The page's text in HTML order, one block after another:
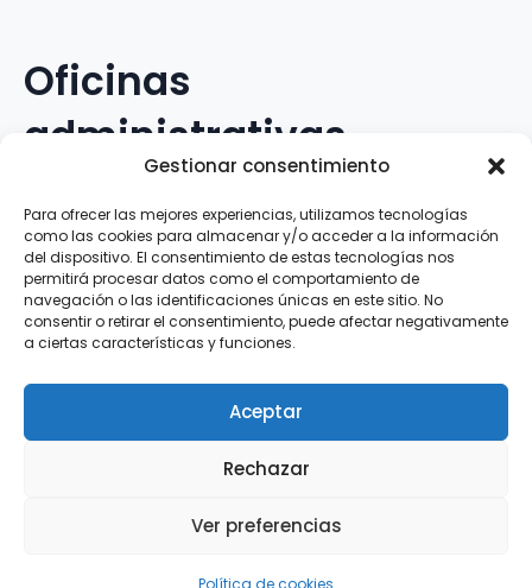
Gestionar consentimiento
Para ofrecer las mejores experiencias, utilizamos tecnologías
como las cookies para almacenar y/o acceder a la información
del dispositivo. El consentimiento de estas tecnologías nos
permitirá procesar datos como el comportamiento de
navegación o las identificaciones únicas en este sitio. No
consentir o retirar el consentimiento, puede afectar negativamente
a ciertas características y funciones.
Aceptar
Rechazar
Ver preferencias
Política de cookies
Oficinas
administrativas
Avenida Galileo Galilei, 12
15.008 · A Coruña · España
Teléfono:881.069.303
WhatsApp:616.897.466
Cookies
Silva SD · 2026 |InFouz